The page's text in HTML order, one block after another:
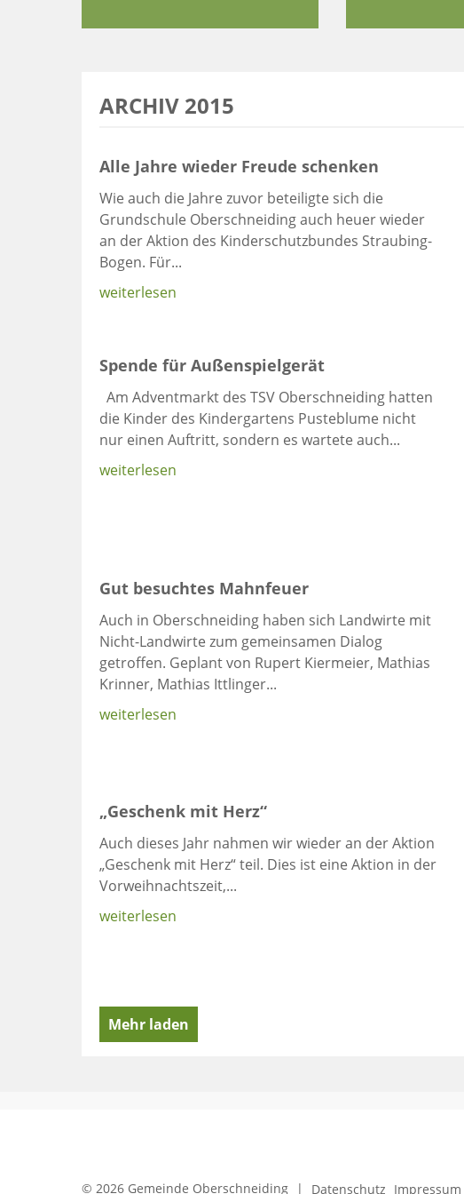
ARCHIV 2015
Alle Jahre wieder Freude schenken
Wie auch die Jahre zuvor beteiligte sich die
Grundschule Oberschneiding auch heuer wieder
an der Aktion des Kinderschutzbundes Straubing-
Bogen. Für...
weiterlesen
Spende für Außenspielgerät
Am Adventmarkt des TSV Oberschneiding hatten
die Kinder des Kindergartens Pusteblume nicht
nur einen Auftritt, sondern es wartete auch...
weiterlesen
Gut besuchtes Mahnfeuer
Auch in Oberschneiding haben sich Landwirte mit
Nicht-Landwirte zum gemeinsamen Dialog
getroffen. Geplant von Rupert Kiermeier, Mathias
Krinner, Mathias Ittlinger...
weiterlesen
„Geschenk mit Herz“
Auch dieses Jahr nahmen wir wieder an der Aktion
„Geschenk mit Herz“ teil. Dies ist eine Aktion in der
Vorweihnachtszeit,...
weiterlesen
Mehr laden
© 2026 Gemeinde Oberschneiding | Datenschutz Impressum